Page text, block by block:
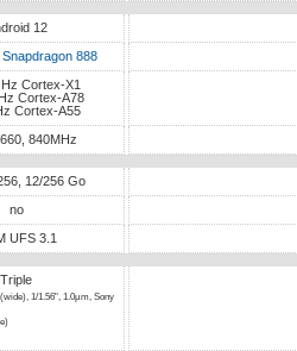
12
888
Cortex-X1
Cortex-A78
Cortex-A55
840MHz
12/256 Go
no
UFS 3.1
Triple
1/1.56", 1.0µm, Sony